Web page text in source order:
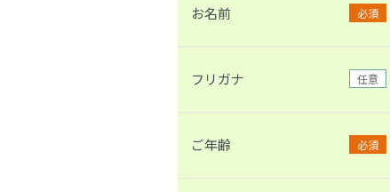
お名前 必須
フリガナ 任意
ご年齢 必須